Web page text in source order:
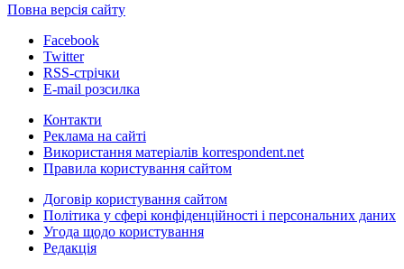
Повна версія сайту
Facebook
Twitter
RSS-стрічки
E-mail розсилка
Контакти
Реклама на сайті
Використання матеріалів korrespondent.net
Правила користування сайтом
Договір користування сайтом
Політика у сфері конфіденційності і персональних даних
Угода щодо користування
Редакція